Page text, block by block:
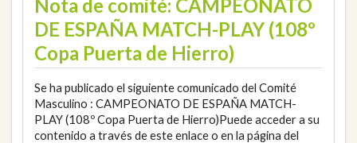
Nota de comité: CAMPEONATO
DE ESPAÑA MATCH-PLAY (108º
Copa Puerta de Hierro)
Se ha publicado el siguiente comunicado del Comité
Masculino : CAMPEONATO DE ESPAÑA MATCH-
PLAY (108º Copa Puerta de Hierro)Puede acceder a su
contenido a través de este enlace o en la página del